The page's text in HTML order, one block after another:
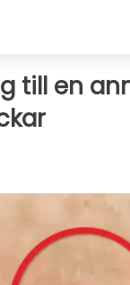
till en